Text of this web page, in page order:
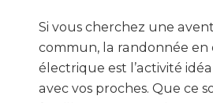
Si vous cherchez une
commun, la randonnée en
électrique est l’activité
avec vos proches. Que ce